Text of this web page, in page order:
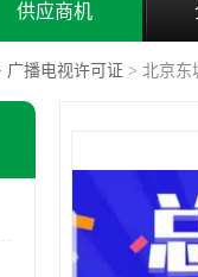
供应商机
广播电视许可证 > 北京东